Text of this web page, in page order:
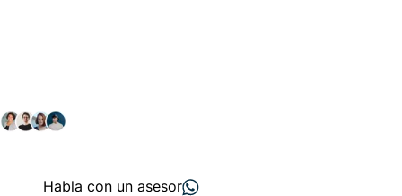
Habla con un asesor